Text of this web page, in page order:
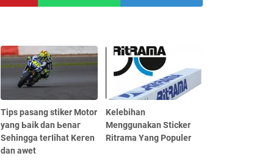
Tips pasang stiker Motor
yang Ьаіk ԁаn Ьеnаг
Sehingga tегӏіһаt Kегеn
dan awet
Kelebihan
Menggunakan Sticker
Ritrama Yang Populer